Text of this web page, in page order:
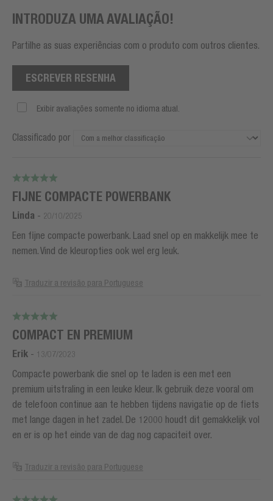
INTRODUZA UMA AVALIAÇÃO!
Partilhe as suas experiências com o produto com outros clientes.
ESCREVER RESENHA
Exibir avaliações somente no idioma atual.
Classificado por
FIJNE COMPACTE POWERBANK
Linda - 20/10/2025
Een fijne compacte powerbank. Laad snel op en makkelijk mee te
nemen. Vind de kleuropties ook wel erg leuk.
Traduzir a revisão para Portuguese
COMPACT EN PREMIUM
Erik - 13/07/2023
Compacte powerbank die snel op te laden is een met een
premium uitstraling in een leuke kleur. Ik gebruik deze vooral om
de telefoon continue aan te hebben tijdens navigatie op de fiets
met lange dagen in het zadel. De 12000 houdt dit gemakkelijk vol
en er is op het einde van de dag nog capaciteit over.
Traduzir a revisão para Portuguese